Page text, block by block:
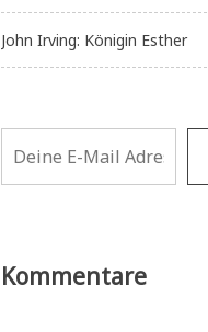
John Irving: Königin Esther
Kommentare